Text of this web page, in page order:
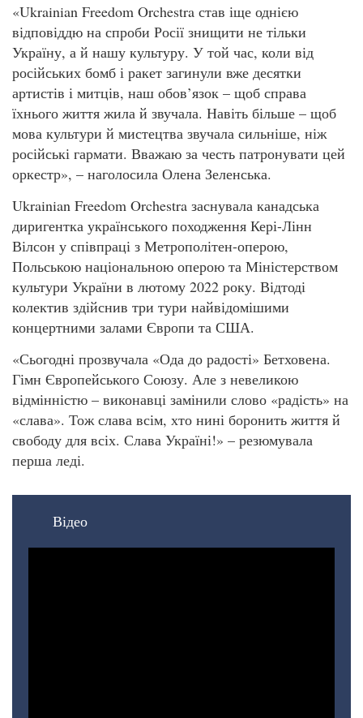
«Ukrainian Freedom Orchestra став іще однією
відповіддю на спроби Росії знищити не тільки
Україну, а й нашу культуру. У той час, коли від
російських бомб і ракет загинули вже десятки
артистів і митців, наш обов’язок – щоб справа
їхнього життя жила й звучала. Навіть більше – щоб
мова культури й мистецтва звучала сильніше, ніж
російські гармати. Вважаю за честь патронувати цей
оркестр», – наголосила Олена Зеленська.
Ukrainian Freedom Orchestra заснувала канадська
диригентка українського походження Кері-Лінн
Вілсон у співпраці з Метрополітен-оперою,
Польською національною оперою та Міністерством
культури України в лютому 2022 року. Відтоді
колектив здійснив три тури найвідомішими
концертними залами Європи та США.
«Сьогодні прозвучала «Ода до радості» Бетховена.
Гімн Європейського Союзу. Але з невеликою
відмінністю – виконавці замінили слово «радість» на
«слава». Тож слава всім, хто нині боронить життя й
свободу для всіх. Слава Україні!» – резюмувала
перша леді.
Відео